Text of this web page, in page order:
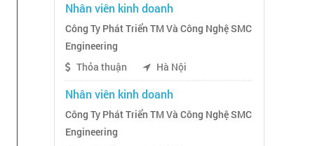
Nhân viên kinh doanh
Công Ty Phát Triển TM Và Công Nghệ SMC
Engineering
Thỏa thuận
Hà Nội
Nhân viên kinh doanh
Công Ty Phát Triển TM Và Công Nghệ SMC
Engineering